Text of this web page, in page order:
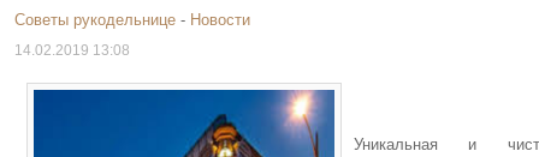
Советы рукодельнице - Новости
14.02.2019 13:08
Уникальная и